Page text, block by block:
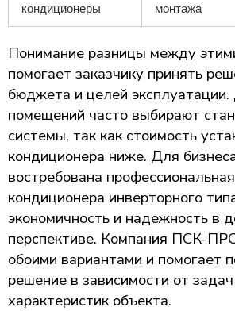
кондиционеры
монтажа
Понимание разницы между
помогает заказчику принять
бюджета и целей
помещений часто выбирают
системы, так как стоимость
кондиционера ниже. Для
востребована
кондиционера инверторного
экономичность и надежность в
перспективе. Компания ПСК-
обоими вариантами и помогает
решение в зависимости от
характеристик объекта.